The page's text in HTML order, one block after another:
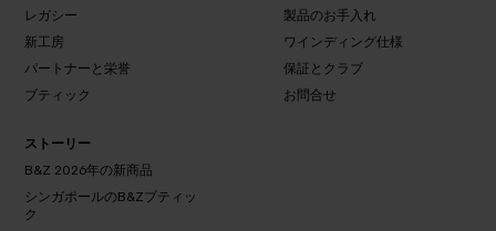
ー
レガシー
レガ
新工房
房
パートナーと栄誉
ーと栄誉
ブティック
ブテ
ク
製品のお手入れ
製品の
お手入
ワインディング仕様
保証とクラブ
お問合せ
ストーリー
B&Z 2026年の新商品
シンガポールのB&Zブティッ
ク